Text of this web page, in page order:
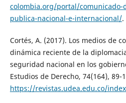
colombia.org/portal/comunicado-
publica-nacional-e-internacional/.
Cortés, A. (2017). Los medios de
dinámica reciente de la
seguridad nacional en los
Estudios de Derecho, 74(164), 89-
https://revistas.udea.edu.co/